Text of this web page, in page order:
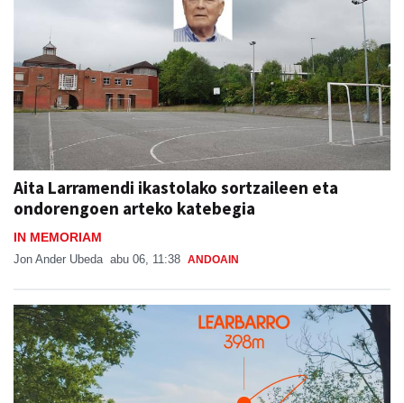
Aita Larramendi ikastolako sortzaileen eta
ondorengoen arteko katebegia
IN MEMORIAM
Jon Ander Ubeda abu 06, 11:38 ANDOAIN